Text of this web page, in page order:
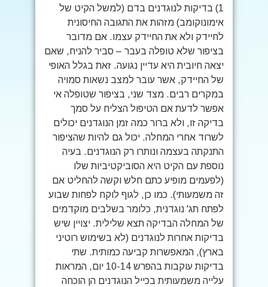
1) בדיקות לנוגדנים בדם (למשל הקיט של
אימונוקומב) מזהות את התגובה החיסונית
לחיידק ולא את החיידק עצמו. אם מדובר
בציפור שלא טופלה בעבר – סביר להניח, שאם
יצאה חיובית היא עדיין נגועה. זאת בגלל האופי
של החיידק, אשר עובר למצב נשאות סמויה
במקרים רבים. מצד שני, בציפור שטופלה אי
אפשר לדעת אם הטיפול הצליח על סמך
בדיקה זו, ולא ברור כמה זמן הנוגדנים יכולים
לשרוד אחרי המחלה. יכול גם להיות שהציפור
התנקתה בעצמה ונותרו רק הנוגדנים. בעיה
נוספת עם הקיט היא הסוביקטיביות שלו
(לפעמים מופיע כתם חלש וקשה להחליט אם
זה משמעותי). כמו כן, לגוף לוקח לפחות שבוע
לפתח תג' נוגדנית, כלומר בשלבים מוקדמים
של המחלה הבדיקה תצא שלילית. יצויין שיש
בדיקות אחרות לנוגדנים (לא בשימוש רוטיני
בארץ), המאפשרות קביעה כמותית. שתי
בדיקות עוקבות בהפרש 10-14 יום, המראות
עלייה משמעותית בכייל הנוגדנים הן הוכחה